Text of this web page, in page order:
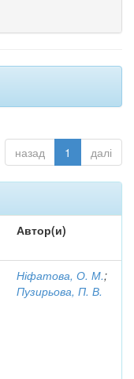
назад 1 далі
Автор(и)
Ніфатова, О. М.;
Пузирьова, П. В.